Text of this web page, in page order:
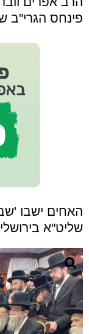
פינחס הגרי"ב
האחים ישבו
שליט"א